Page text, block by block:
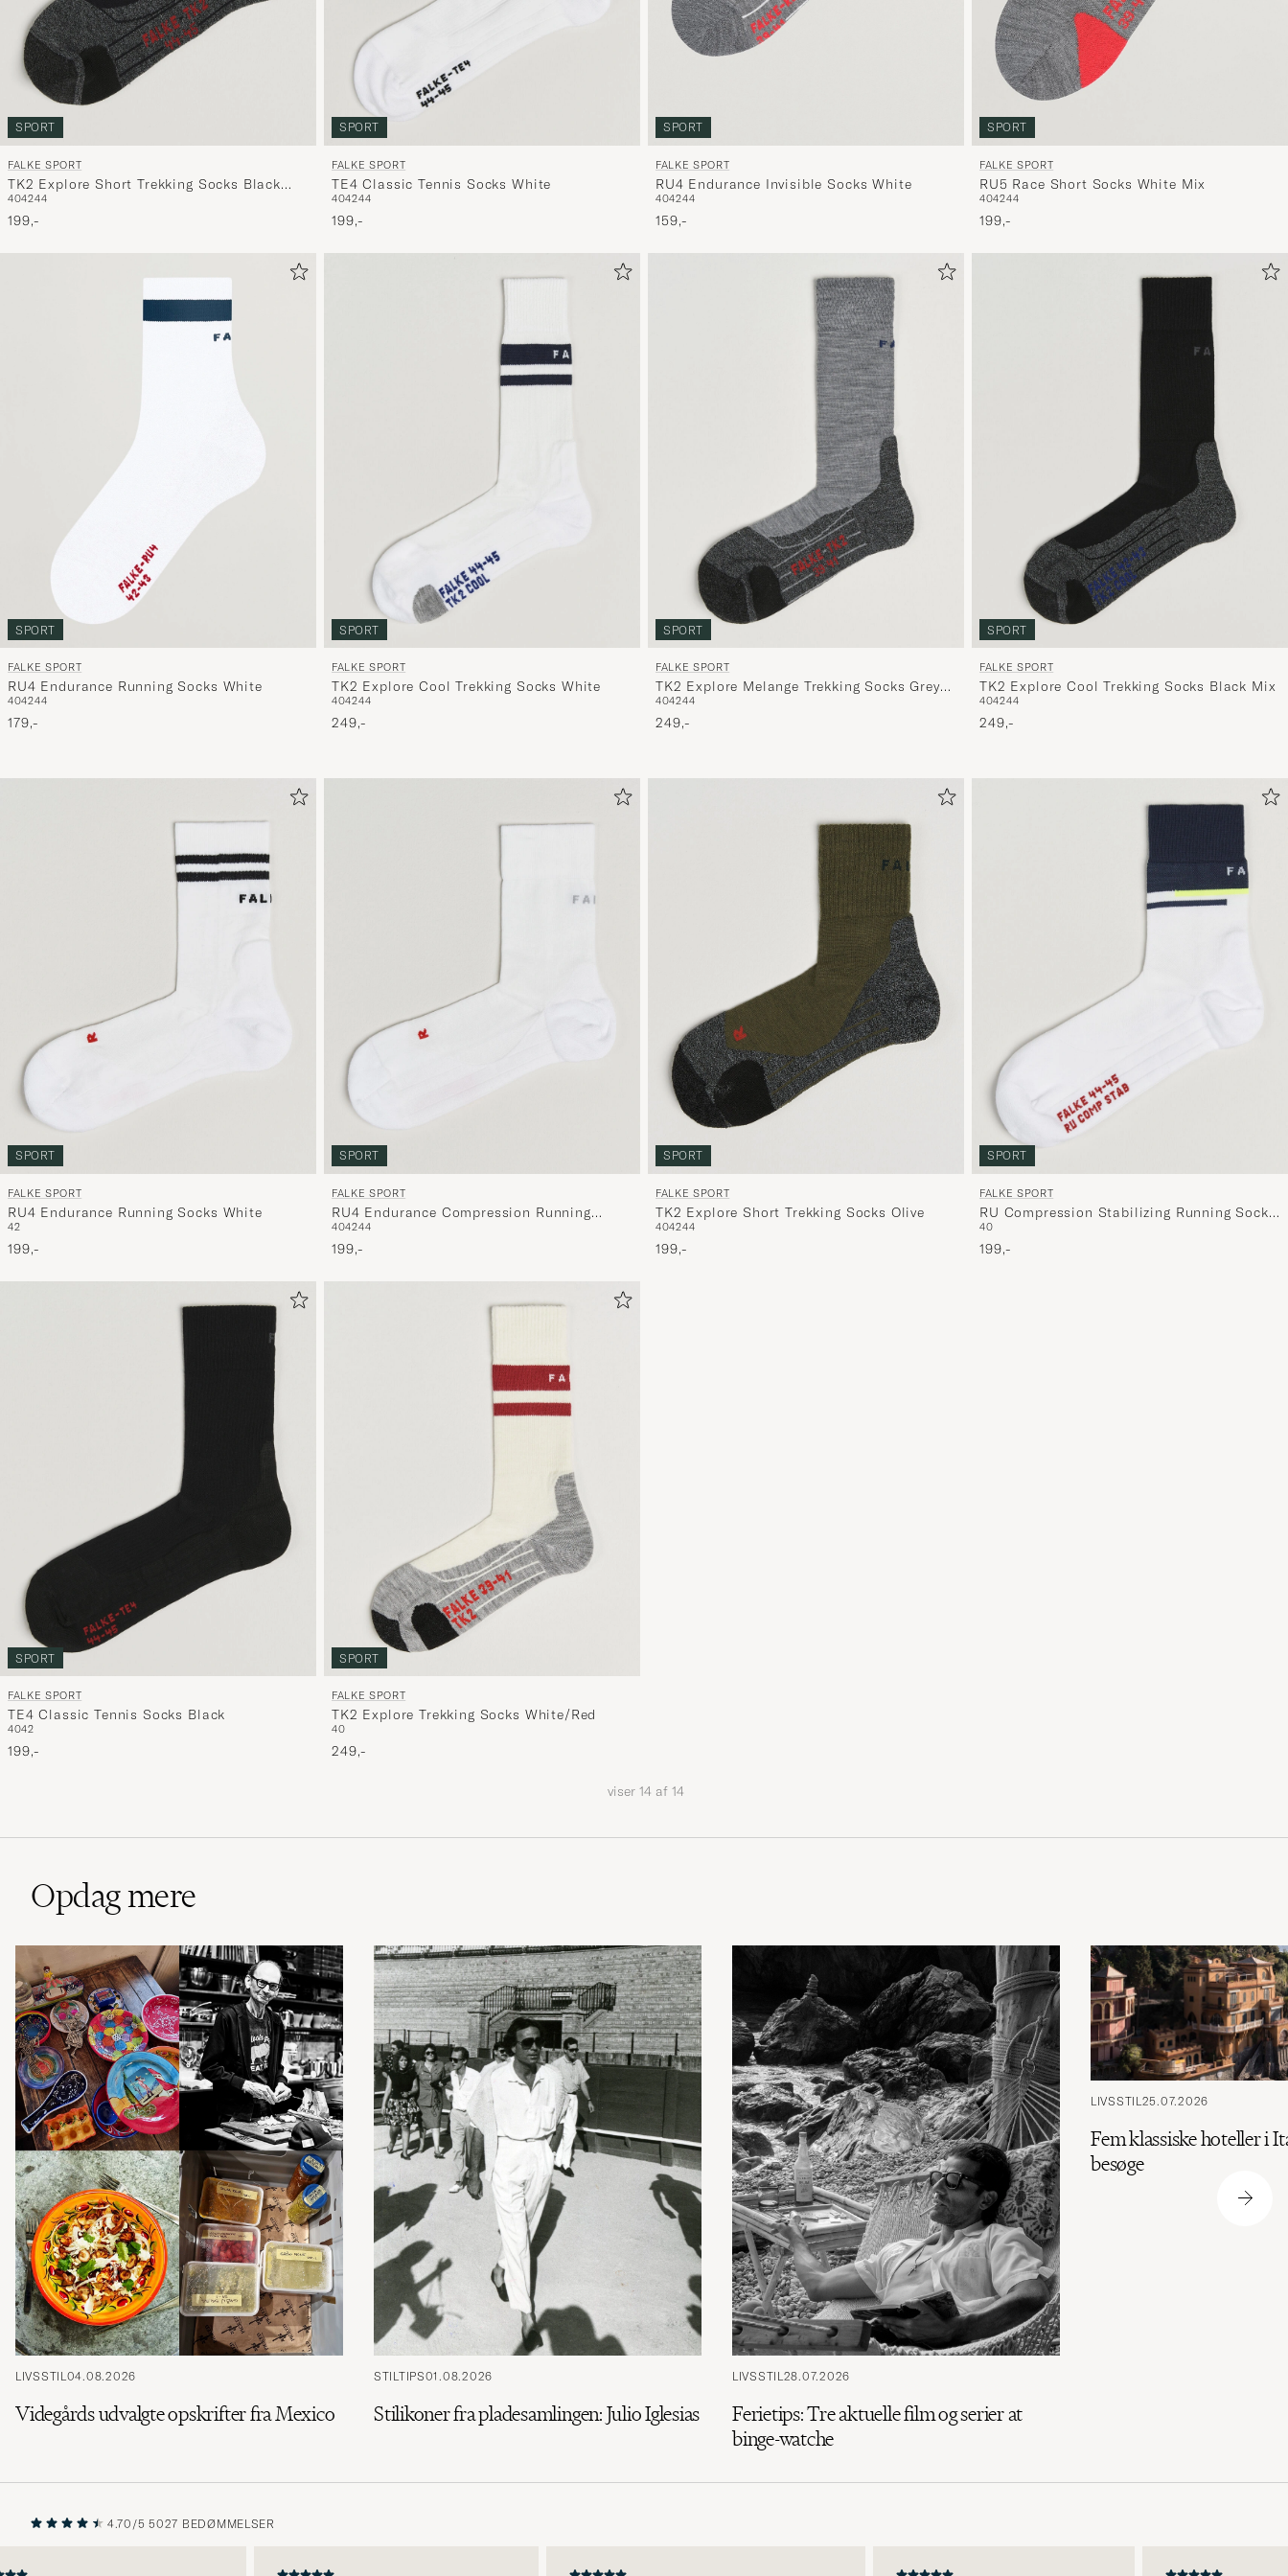
SPORT
FALKE SPORT
TK2 Explore Short Trekking Socks Black
Mix
404244
199,-
SPORT
FALKE SPORT
TE4 Classic Tennis Socks White
404244
199,-
SPORT
FALKE SPORT
RU4 Endurance Invisible Socks White
404244
159,-
SPORT
FALKE SPORT
RU5 Race Short Socks White Mix
404244
199,-
SPORT
FALKE SPORT
RU4 Endurance Running Socks White
404244
179,-
SPORT
FALKE SPORT
TK2 Explore Cool Trekking Socks White
404244
249,-
SPORT
FALKE SPORT
TK2 Explore Melange Trekking Socks Grey
Mel
404244
249,-
SPORT
FALKE SPORT
TK2 Explore Cool Trekking Socks Black Mix
404244
249,-
SPORT
FALKE SPORT
RU4 Endurance Running Socks White
42
199,-
SPORT
FALKE SPORT
RU4 Endurance Compression Running
Socks White
404244
199,-
SPORT
FALKE SPORT
TK2 Explore Short Trekking Socks Olive
404244
199,-
SPORT
FALKE SPORT
RU Compression Stabilizing Running Socks
White
40
199,-
SPORT
FALKE SPORT
TE4 Classic Tennis Socks Black
4042
199,-
SPORT
FALKE SPORT
TK2 Explore Trekking Socks White/Red
40
249,-
viser 14 af 14
Opdag mere
LIVSSTIL 04.08.2026
Videgårds udvalgte opskrifter fra Mexico
STILTIPS01.08.2026
Stilikoner fra pladesamlingen: Julio Iglesias
LIVSSTIL 28.07.2026
Ferietips: Tre aktuelle film og serier at
binge-watche
LIVSSTIL25.07.2026
Fem klassiske hoteller i
besøge
NÆSTE
4.70/5 5027 BEDØMMELSER